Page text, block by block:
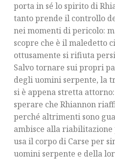
porta in sé lo spirito di
tanto prende il controllo
nei momenti di pericolo:
scopre che è il maledetto
ottusamente si rifiuta
Salvo tornare sui propri
degli uomini serpente, la
si è appena stretta
sperare che Rhiannon
perché altrimenti sono
ambisce alla riabilitazione
usa il corpo di Carse per
uomini serpente e della